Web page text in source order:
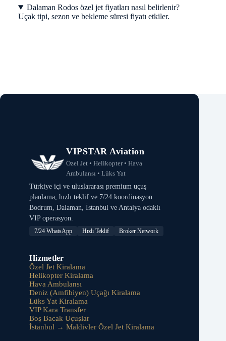
Dalaman Rodos özel jet fiyatları nasıl belirlenir?
Uçak tipi, sezon ve bekleme süresi fiyatı etkiler.
VIPSTAR Aviation
Özel Jet • Helikopter • Hava
Ambulansı • Lüks Yat
Türkiye içi ve uluslararası premium uçuş
planlama, hızlı teklif ve 7/24 koordinasyon.
Bodrum, Dalaman, İstanbul ve Antalya odaklı
VIP operasyon.
7/24 WhatsApp Hızlı Teklif Broker Network
Hizmetler
Özel Jet Kiralama
Helikopter Kiralama
Hava Ambulansı
Deniz (Amfibiyen) Uçağı Kiralama
Lüks Yat Kiralama
VIP Kara Transfer
Boş Bacak Uçuşlar
İstanbul → Maldivler Özel Jet Kiralama